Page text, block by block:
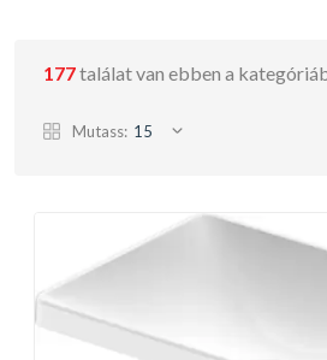
177találat van ebben a
Mutass: 15